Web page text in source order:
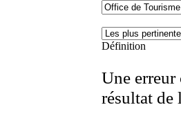
Définition
Une
résultat de